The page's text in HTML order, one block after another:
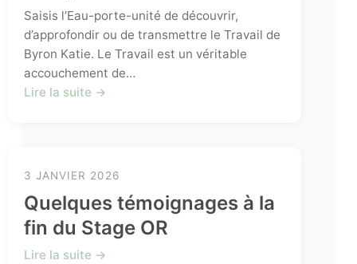
Saisis l’Eau-porte-unité de découvrir,
d’approfondir ou de transmettre le Travail de
Byron Katie. Le Travail est un véritable
accouchement de…
Lire la suite →
3 JANVIER 2026
Quelques témoignages à la
fin du Stage OR
Lire la suite →